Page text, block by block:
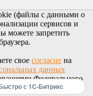
(файлы с данными о
сервисов и
можете запретить
свое согласие на
данных
Федерального
данных".
с 1С-Битрикс